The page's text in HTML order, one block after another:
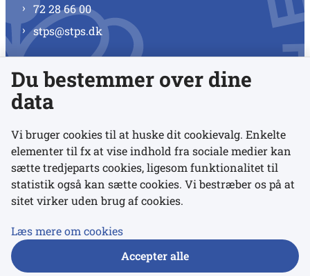
72 28 66 00
stps@stps.dk
Se alle kontaktnumre
Links
Udgivelser
Data- og privatlivspolitik
Du bestemmer over dine
data
Vi bruger cookies til at huske dit cookievalg. Enkelte
elementer til fx at vise indhold fra sociale medier kan
sætte tredjeparts cookies, ligesom funktionalitet til
statistik også kan sætte cookies. Vi bestræber os på at
sitet virker uden brug af cookies.
Læs mere om cookies
Accepter alle